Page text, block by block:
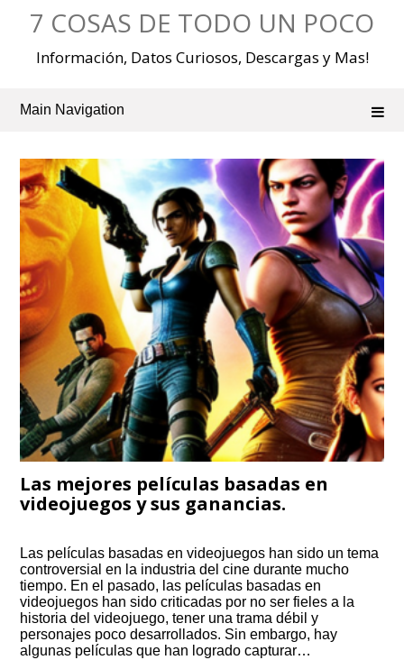
7 COSAS DE TODO UN POCO
Información, Datos Curiosos, Descargas y Mas!
Main Navigation
Las mejores películas basadas en
videojuegos y sus ganancias.
Las películas basadas en videojuegos han sido un tema
controversial en la industria del cine durante mucho
tiempo. En el pasado, las películas basadas en
videojuegos han sido criticadas por no ser fieles a la
historia del videojuego, tener una trama débil y
personajes poco desarrollados. Sin embargo, hay
algunas películas que han logrado capturar…